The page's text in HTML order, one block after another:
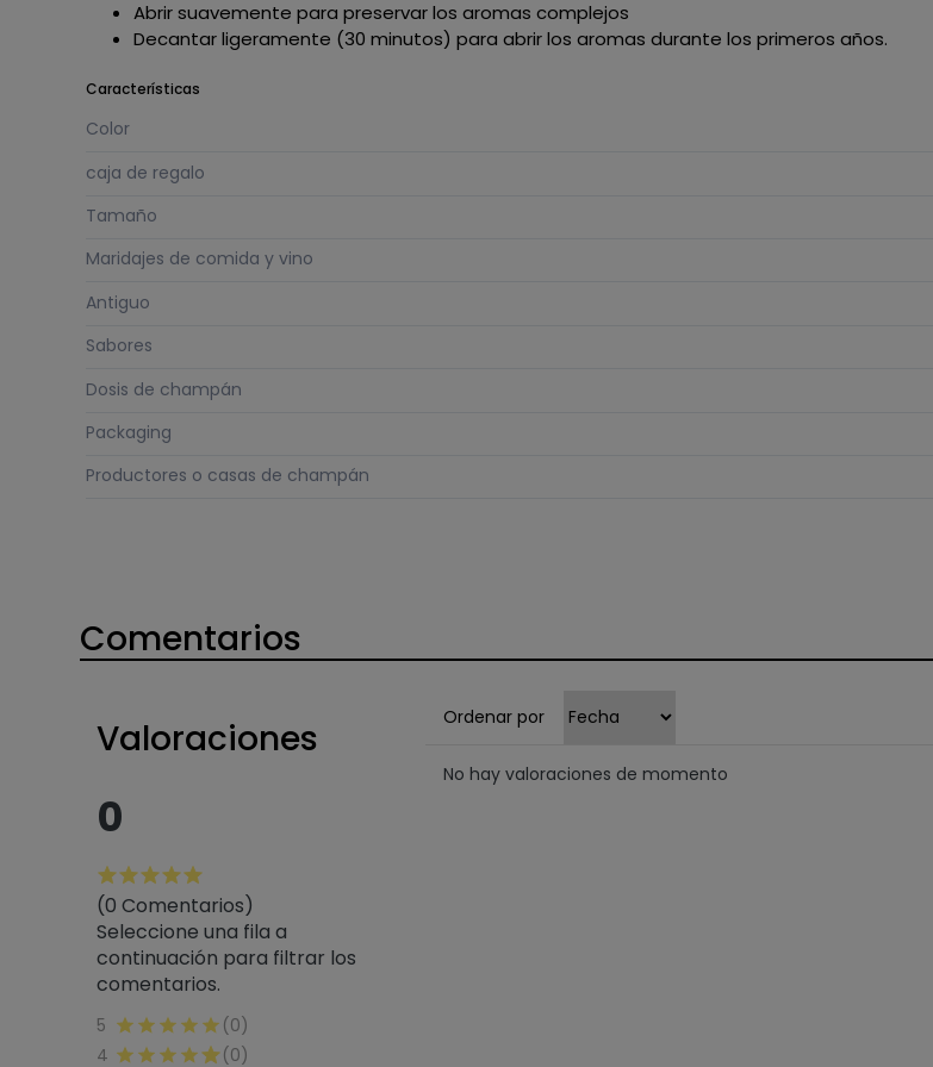
Abrir suavemente para preservar los aromas complejos
Decantar ligeramente (30 minutos) para abrir los aromas durante los primeros años.
Características
Color
caja de regalo
Tamaño
Maridajes de comida y vino
Antiguo
Sabores
Dosis de champán
Packaging
Productores o casas de champán
Comentarios
Valoraciones
0
(0 Comentarios)
Seleccione una fila a
continuación para filtrar los
comentarios.
5
(0)
4
(0)
Ordenar por
No hay valoraciones de momento